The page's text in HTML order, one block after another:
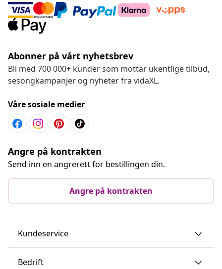
Abonner på vårt nyhetsbrev
Bli med 700 000+ kunder som mottar ukentlige tilbud,
sesongkampanjer og nyheter fra vidaXL.
Våre sosiale medier
Angre på kontrakten
Send inn en angrerett for bestillingen din.
Angre på kontrakten
Kundeservice
Bedrift